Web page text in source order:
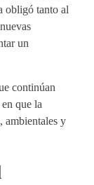
obligó tanto al
un
continúan
que la
ambientales y